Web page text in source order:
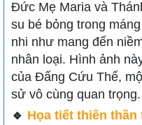
Đức Mẹ Maria và
su bé bỏng trong
nhi như mang đến
nhân loại. Hình ảnh
của Đấng Cứu Thế,
sử vô cùng quan trọng.
🔹 Họa tiết thiên thần